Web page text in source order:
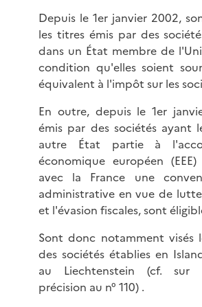
Depuis le 1er janvier 2002,
les titres émis par des
dans un État membre de
condition qu'elles soient
équivalent à l'impôt sur les
En outre, depuis le 1er
émis par des sociétés ayant
autre État partie à
économique européen
avec la France une
administrative en vue de
et l'évasion fiscales, sont
Sont donc notamment visés
des sociétés établies en
au Liechtenstein (cf. sur
précision au n° 110) .